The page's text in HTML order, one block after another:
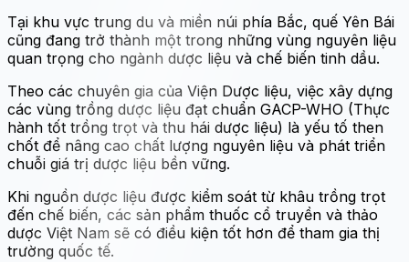
Tại khu vực trung du và miền núi phía Bắc, quế Yên Bái
cũng đang trở thành một trong những vùng nguyên liệu
quan trọng cho ngành dược liệu và chế biến tinh dầu.
Theo các chuyên gia của Viện Dược liệu, việc xây dựng
các vùng trồng dược liệu đạt chuẩn GACP-WHO (Thực
hành tốt trồng trọt và thu hái dược liệu) là yếu tố then
chốt để nâng cao chất lượng nguyên liệu và phát triển
chuỗi giá trị dược liệu bền vững.
Khi nguồn dược liệu được kiểm soát từ khâu trồng trọt
đến chế biến, các sản phẩm thuốc cổ truyền và thảo
dược Việt Nam sẽ có điều kiện tốt hơn để tham gia thị
trường quốc tế.